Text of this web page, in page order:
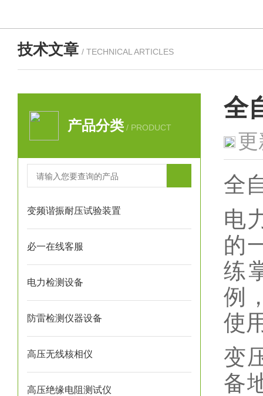
技术文章 / TECHNICAL ARTICLES
产品分类 / PRODUCT
变频谐振耐压试验装置
必一在线客服
电力检测设备
防雷检测仪器设备
高压无线核相仪
高压绝缘电阻测试仪
全
全
电
的
练
例
使
变
备